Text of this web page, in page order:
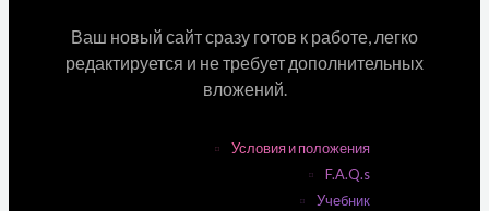
Ваш новый сайт сразу готов к работе, легко
редактируется и не требует дополнительных
вложений.
Условия и положения
F.A.Q.s
Учебник